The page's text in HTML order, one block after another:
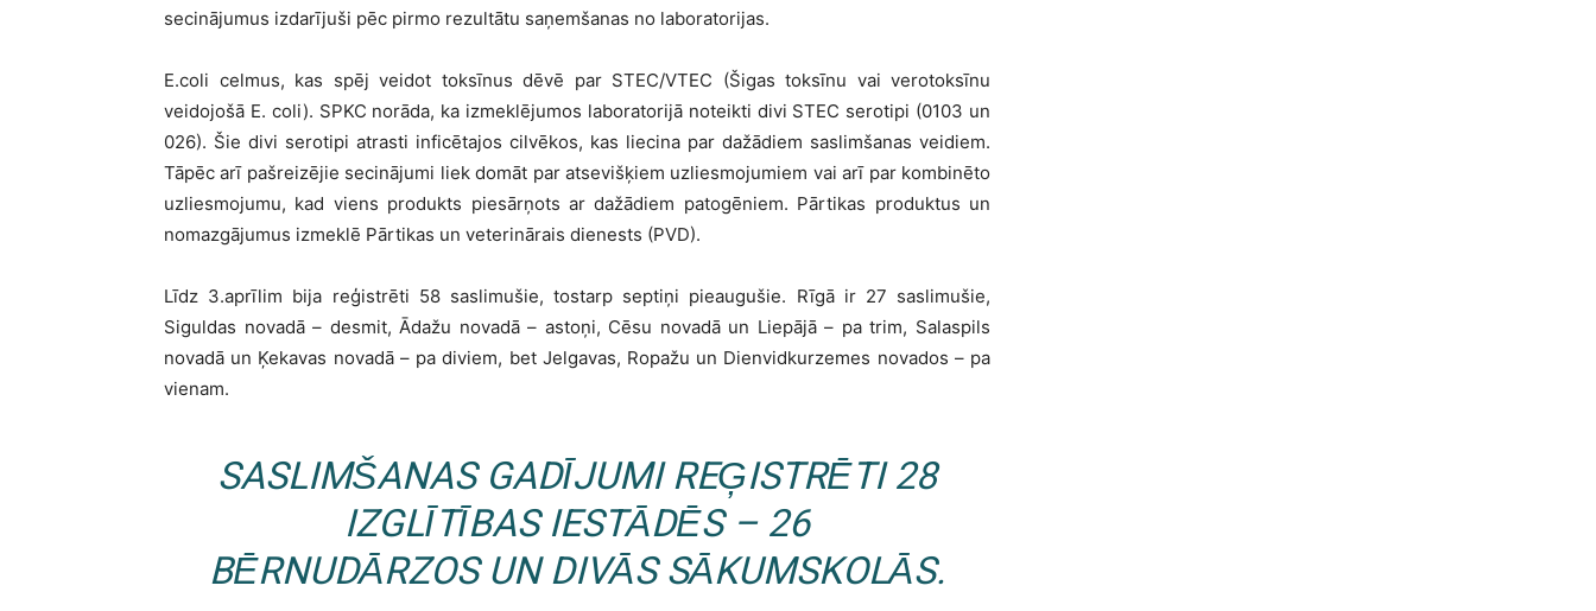
secinājumus izdarījuši pēc pirmo rezultātu saņemšanas no laboratorijas.
E.coli celmus, kas spēj veidot toksīnus dēvē par STEC/VTEC (Šigas toksīnu vai verotoksīnu
veidojošā E. coli). SPKC norāda, ka izmeklējumos laboratorijā noteikti divi STEC serotipi (0103 un
026). Šie divi serotipi atrasti inficētajos cilvēkos, kas liecina par dažādiem saslimšanas veidiem.
Tāpēc arī pašreizējie secinājumi liek domāt par atsevišķiem uzliesmojumiem vai arī par kombinēto
uzliesmojumu, kad viens produkts piesārņots ar dažādiem patogēniem. Pārtikas produktus un
nomazgājumus izmeklē Pārtikas un veterinārais dienests (PVD).
Līdz 3.aprīlim bija reģistrēti 58 saslimušie, tostarp septiņi pieaugušie. Rīgā ir 27 saslimušie,
Siguldas novadā – desmit, Ādažu novadā – astoņi, Cēsu novadā un Liepājā – pa trim, Salaspils
novadā un Ķekavas novadā – pa diviem, bet Jelgavas, Ropažu un Dienvidkurzemes novados – pa
vienam.
SASLIMŠANAS GADĪJUMI REĢISTRĒTI 28
IZGLĪTĪBAS IESTĀDĒS – 26
BĒRNUDĀRZOS UN DIVĀS SĀKUMSKOLĀS.